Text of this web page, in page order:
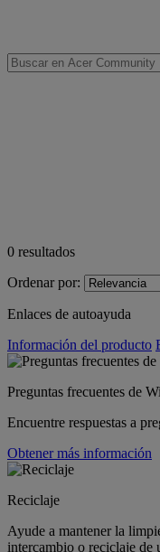
0 resultados
Ordenar por:
Enlaces de autoayuda
Información del producto
Preguntas frecuentes de
Encuentre respuestas a
Obtener más información
Reciclaje
Ayude a mantener la
intercambio o reciclaje de